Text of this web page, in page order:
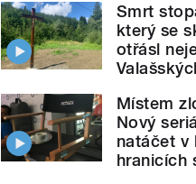
Smrt
který se
otřásl
Místem
Nový
natáčet v
hranicích